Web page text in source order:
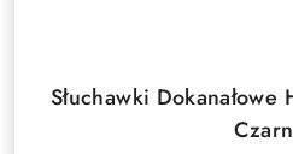
Słuchawki